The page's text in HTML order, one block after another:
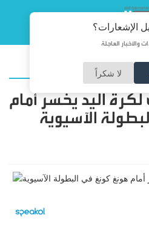
الإشعارات؟
والأخبار العاجلة
لا شكراً
اليد يخسر أمام
الآسيوية